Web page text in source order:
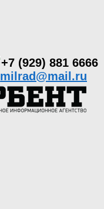
+7 (929) 881 6666
milrad@mail.ru